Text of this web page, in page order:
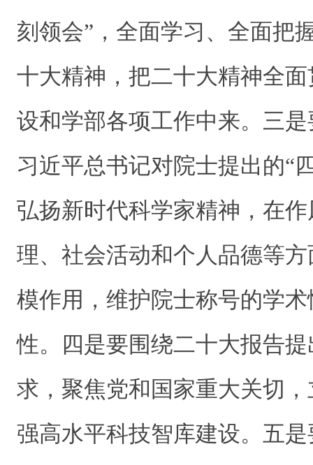
刻领会”，全面学习、全面把
十大精神，把二十大精神全
设和学部各项工作中来。三
习近平总书记对院士提出的“
弘扬新时代科学家精神，在
理、社会活动和个人品德等
模作用，维护院士称号的学
性。四是要围绕二十大报告
求，聚焦党和国家重大关切
强高水平科技智库建设。五